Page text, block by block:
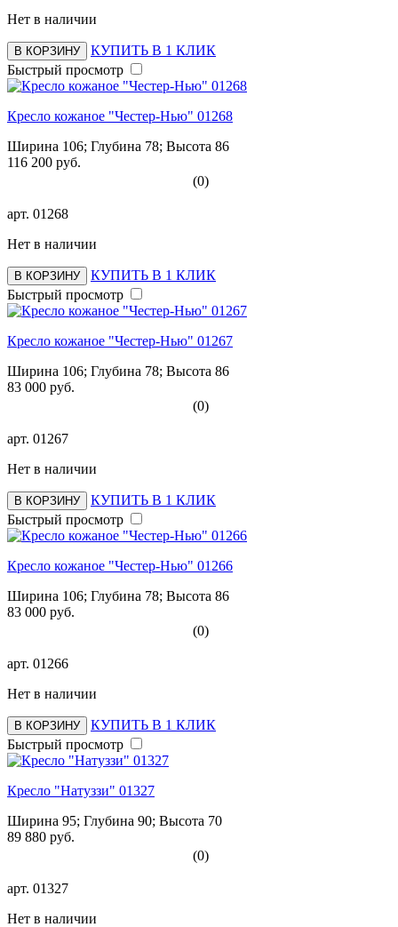
Нет в наличии
В КОРЗИНУ
КУПИТЬ В 1 КЛИК
Быстрый просмотр
Кресло кожаное "Честер-Нью" 01268
Ширина 106; Глубина 78; Высота 86
116 200 руб.
(0)
арт. 01268
Нет в наличии
В КОРЗИНУ
КУПИТЬ В 1 КЛИК
Быстрый просмотр
Кресло кожаное "Честер-Нью" 01267
Ширина 106; Глубина 78; Высота 86
83 000 руб.
(0)
арт. 01267
Нет в наличии
В КОРЗИНУ
КУПИТЬ В 1 КЛИК
Быстрый просмотр
Кресло кожаное "Честер-Нью" 01266
Ширина 106; Глубина 78; Высота 86
83 000 руб.
(0)
арт. 01266
Нет в наличии
В КОРЗИНУ
КУПИТЬ В 1 КЛИК
Быстрый просмотр
Кресло "Натуззи" 01327
Ширина 95; Глубина 90; Высота 70
89 880 руб.
(0)
арт. 01327
Нет в наличии